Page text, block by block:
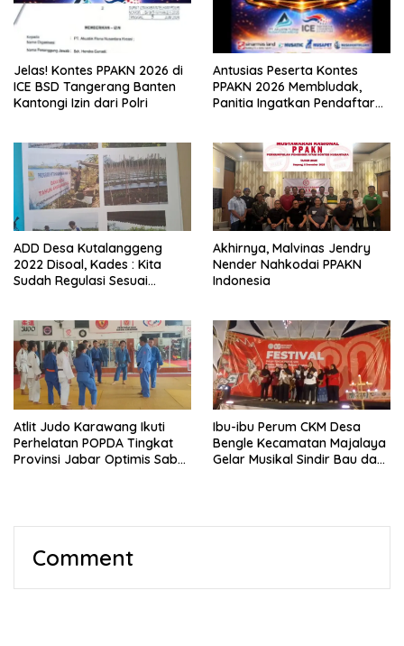
Jelas! Kontes PPAKN 2026 di
ICE BSD Tangerang Banten
Kantongi Izin dari Polri
Antusias Peserta Kontes
PPAKN 2026 Membludak,
Panitia Ingatkan Pendaftaran
ADD Desa Kutalanggeng
2022 Disoal, Kades : Kita
Sudah Regulasi Sesuai
Akhirnya, Malvinas Jendry
Nender Nahkodai PPAKN
Indonesia
Atlit Judo Karawang Ikuti
Perhelatan POPDA Tingkat
Provinsi Jabar Optimis Sabet
Ibu-ibu Perum CKM Desa
Bengle Kecamatan Majalaya
Gelar Musikal Sindir Bau dan
Comment